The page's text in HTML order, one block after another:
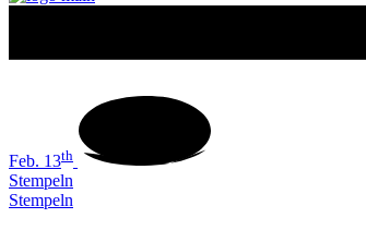
Feb. 13th
Stempeln
Stempeln